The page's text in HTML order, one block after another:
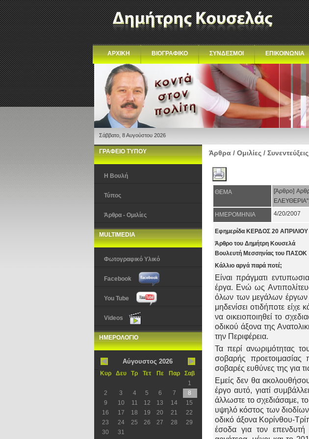
ΑΡΧΙΚΗ ΒΙΟΓΡΑΦΙΚΟ ΣΥΝΔΕΣΜΟΙ ΕΠΙΚΟΙΝΩΝΙΑ
Σάββατο, 8 Αυγούστου 2026
ΓΡΑΦΕΙΟ ΤΥΠΟΥ
Η Βουλή
Τύπος
Άρθρα - Ομιλίες
MULTIMEDIA
Φωτογραφικό Υλικό
Facebook
You Tube
Videos
ΗΜΕΡΟΛΟΓΙΟ
Αύγουστος 2026
Κυρ Δευ Τρ Τετ Πε Παρ
Σαβ
1
2
3 4 5 6 7
8
9
10 11 12 13 14
15
16
17 18 19 20 21
22
23
24 25 26 27 28
29
30
31
Άρθρα / Ομιλίες / Συνεντεύξεις
ΘΕΜΑ
[Άρθρο]
ΕΛΕΥΘΕΡΙΑ",
ΗΜΕΡΟΜΗΝΙΑ
4/20/2007
Εφημερίδα ΚΕΡΔΟΣ 20
Άρθρο του Δημήτρη Κουσελά
Βουλευτή Μεσσηνίας του ΠΑΣΟΚ
Κάλλιο αργά παρά ποτέ;
Είναι πράγματι
έργα. Ενώ ως
όλων των μεγάλων
μηδενίσει οτιδήποτε
να οικειοποιηθεί το
οδικού άξονα της
την Περιφέρεια.
Τα περί ανωριμότητας
σοβαρής
σοβαρές ευθύνες της για
Εμείς δεν θα
έργο αυτό, γιατί
άλλωστε το σχεδιάσαμε,
υψηλό κόστος των
οδικό άξονα Κορίνθου-
έσοδα για τον